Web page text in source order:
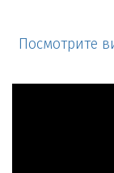
Посмотрите